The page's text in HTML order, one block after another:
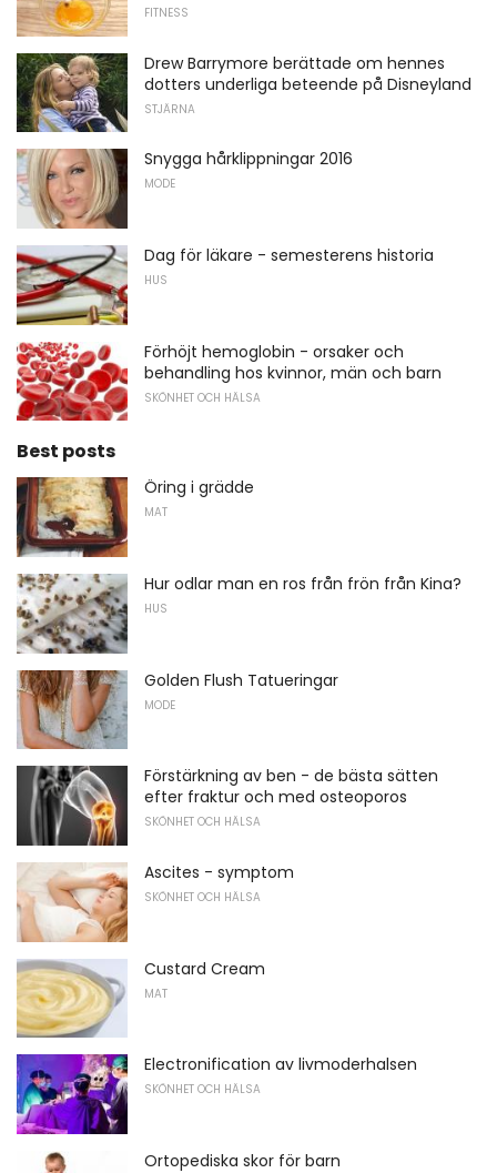
FITNESS
Drew Barrymore berättade om hennes
dotters underliga beteende på Disneyland
STJÄRNA
Snygga hårklippningar 2016
MODE
Dag för läkare - semesterens historia
HUS
Förhöjt hemoglobin - orsaker och
behandling hos kvinnor, män och barn
SKÖNHET OCH HÄLSA
Best posts
Öring i grädde
MAT
Hur odlar man en ros från frön från Kina?
HUS
Golden Flush Tatueringar
MODE
Förstärkning av ben - de bästa sätten
efter fraktur och med osteoporos
SKÖNHET OCH HÄLSA
Ascites - symptom
SKÖNHET OCH HÄLSA
Custard Cream
MAT
Electronification av livmoderhalsen
SKÖNHET OCH HÄLSA
Ortopediska skor för barn